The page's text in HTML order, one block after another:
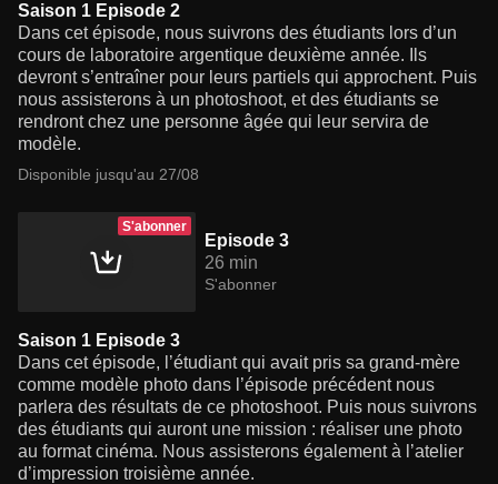
Saison 1 Episode 2
Dans cet épisode, nous suivrons des étudiants lors d’un
cours de laboratoire argentique deuxième année. Ils
devront s’entraîner pour leurs partiels qui approchent. Puis
nous assisterons à un photoshoot, et des étudiants se
rendront chez une personne âgée qui leur servira de
modèle.
Disponible jusqu'au 27/08
S'abonner
Episode 3
26 min
S'abonner
Saison 1 Episode 3
Dans cet épisode, l’étudiant qui avait pris sa grand-mère
comme modèle photo dans l’épisode précédent nous
parlera des résultats de ce photoshoot. Puis nous suivrons
des étudiants qui auront une mission : réaliser une photo
au format cinéma. Nous assisterons également à l’atelier
d’impression troisième année.